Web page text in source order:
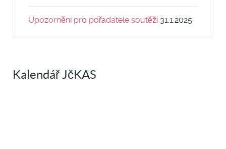
Upozornění pro pořadatele soutěží 31.1.2025
Kalendář JčKAS